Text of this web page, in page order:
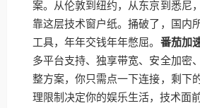
案。从伦敦到纽约，从东京到悉尼
靠这层技术窗户纸。捅破了，国内
工具，年年交钱年年憋屈。 番茄加
多平台支持、独享带宽、安全加密
整方案，你只需点一下连接，剩下
理限制决定你的娱乐生活，技术面